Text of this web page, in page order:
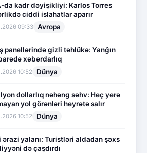
da kadr dəyişikliyi: Karlos Torres
ciddi islahatlar aparır
09:33 Avropa
panellərində gizli təhlükə: Yanğın
xəbərdarlıq
10:52 Dünya
dollarlıq nəhəng səhv: Heç yerə
yol görənləri heyrətə salır
10:52 Dünya
ərazi yalanı: Turistləri aldadan şəxs
də çaşdırdı